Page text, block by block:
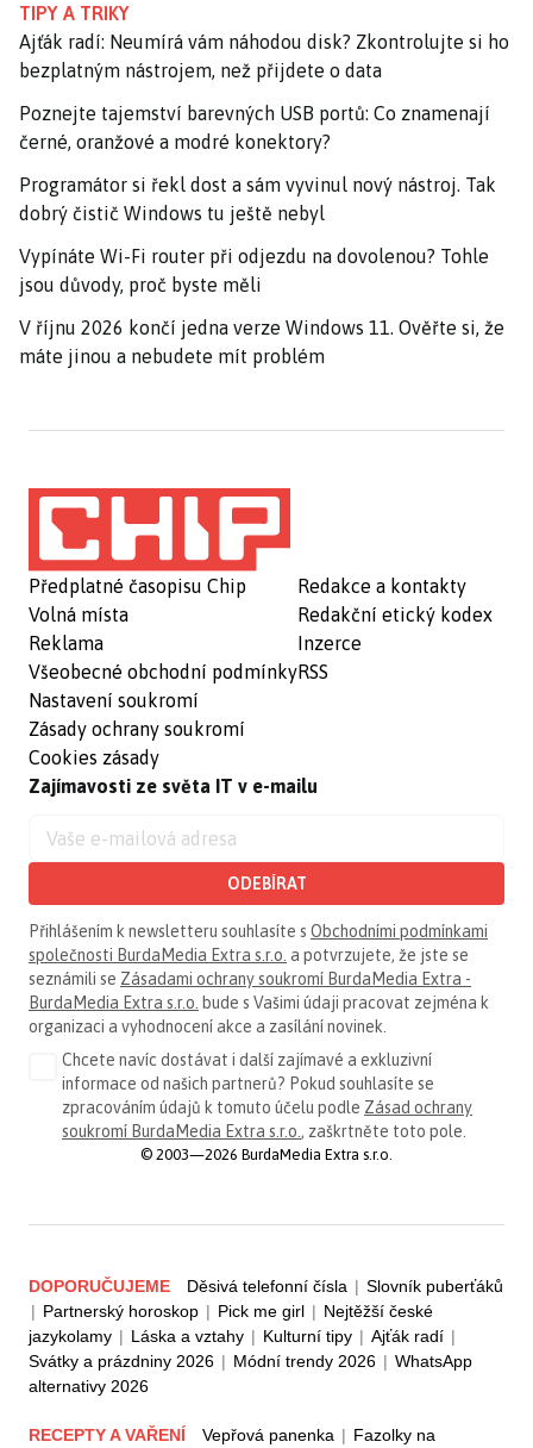
TIPY A TRIKY
Ajťák radí: Neumírá vám náhodou disk? Zkontrolujte si ho
bezplatným nástrojem, než přijdete o data
Poznejte tajemství barevných USB portů: Co znamenají
černé, oranžové a modré konektory?
Programátor si řekl dost a sám vyvinul nový nástroj. Tak
dobrý čistič Windows tu ještě nebyl
Vypínáte Wi-Fi router při odjezdu na dovolenou? Tohle
jsou důvody, proč byste měli
V říjnu 2026 končí jedna verze Windows 11. Ověřte si, že
máte jinou a nebudete mít problém
Předplatné časopisu Chip
Volná místa
Reklama
Všeobecné obchodní podmínky
Nastavení soukromí
Zásady ochrany soukromí
Cookies zásady
Redakce a kontakty
Redakční etický kodex
Inzerce
RSS
Zajímavosti ze světa IT v e-mailu
ODEBÍRAT
Přihlášením k newsletteru souhlasíte s Obchodními podmínkami
společnosti BurdaMedia Extra s.r.o. a potvrzujete, že jste se
seznámili se Zásadami ochrany soukromí BurdaMedia Extra -
BurdaMedia Extra s.r.o. bude s Vašimi údaji pracovat zejména k
organizaci a vyhodnocení akce a zasílání novinek.
Chcete navíc dostávat i další zajímavé a exkluzivní
informace od našich partnerů? Pokud souhlasíte se
zpracováním údajů k tomuto účelu podle Zásad ochrany
soukromí BurdaMedia Extra s.r.o. , zaškrtněte toto pole.
© 2003—2026 BurdaMedia Extra s.r.o.
DOPORUČUJEME Děsivá telefonní čísla | Slovník puberťáků
| Partnerský horoskop | Pick me girl | Nejtěžší české
jazykolamy | Láska a vztahy | Kulturní tipy | Ajťák radí |
Svátky a prázdniny 2026 | Módní trendy 2026 | WhatsApp
alternativy 2026
RECEPTY A VAŘENÍ Vepřová panenka | Fazolky na